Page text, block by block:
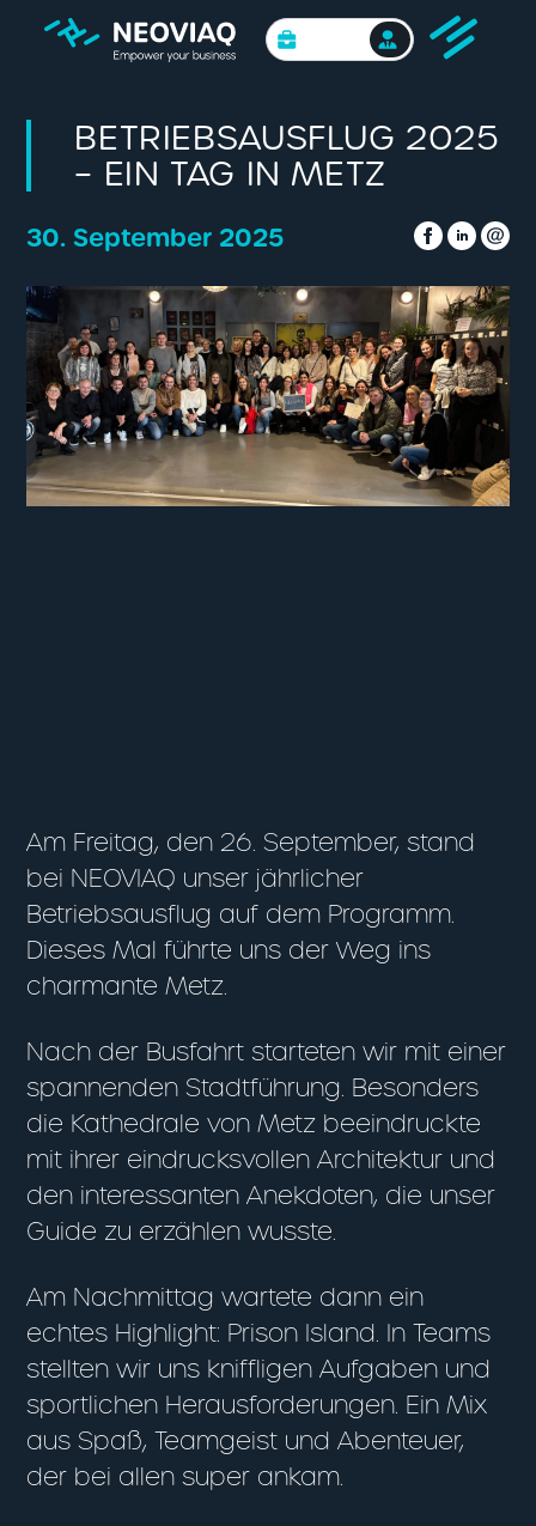
BETRIEBSAUSFLUG 2025
– EIN TAG IN METZ
30. September 2025
Am Freitag, den 26. September, stand
bei NEOVIAQ unser jährlicher
Betriebsausflug auf dem Programm.
Dieses Mal führte uns der Weg ins
charmante Metz.
Nach der Busfahrt starteten wir mit einer
spannenden Stadtführung. Besonders
die Kathedrale von Metz beeindruckte
mit ihrer eindrucksvollen Architektur und
den interessanten Anekdoten, die unser
Guide zu erzählen wusste.
Am Nachmittag wartete dann ein
echtes Highlight: Prison Island. In Teams
stellten wir uns kniffligen Aufgaben und
sportlichen Herausforderungen. Ein Mix
aus Spaß, Teamgeist und Abenteuer,
der bei allen super ankam.